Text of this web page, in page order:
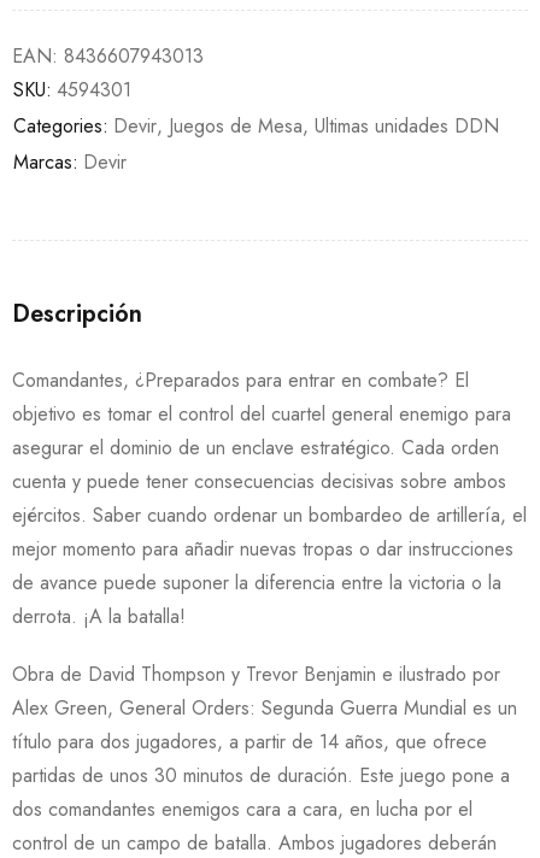
EAN: 8436607943013
SKU: 4594301
Categories: Devir, Juegos de Mesa, Ultimas unidades DDN
Marcas: Devir
Descripción
Comandantes, ¿Preparados para entrar en combate? El
objetivo es tomar el control del cuartel general enemigo para
asegurar el dominio de un enclave estratégico. Cada orden
cuenta y puede tener consecuencias decisivas sobre ambos
ejércitos. Saber cuando ordenar un bombardeo de artillería, el
mejor momento para añadir nuevas tropas o dar instrucciones
de avance puede suponer la diferencia entre la victoria o la
derrota. ¡A la batalla!
Obra de David Thompson y Trevor Benjamin e ilustrado por
Alex Green, General Orders: Segunda Guerra Mundial es un
título para dos jugadores, a partir de 14 años, que ofrece
partidas de unos 30 minutos de duración. Este juego pone a
dos comandantes enemigos cara a cara, en lucha por el
control de un campo de batalla. Ambos jugadores deberán